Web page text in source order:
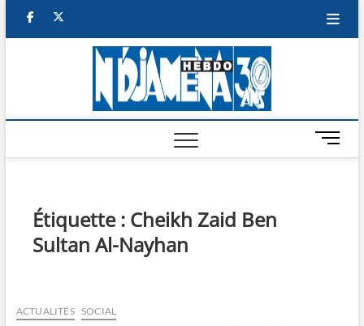
facebook
M
e
Étiquette : Cheikh Zaid Ben
Sultan Al-Nayhan
ACTUALITÉS SOCIAL